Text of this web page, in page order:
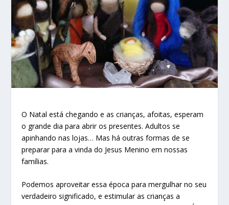
O Natal está chegando e as crianças, afoitas, esperam
o grande dia para abrir os presentes. Adultos se
apinhando nas lojas… Mas há outras formas de se
preparar para a vinda do Jesus Menino em nossas
famílias.
Podemos aproveitar essa época para mergulhar no seu
verdadeiro significado, e estimular as crianças a